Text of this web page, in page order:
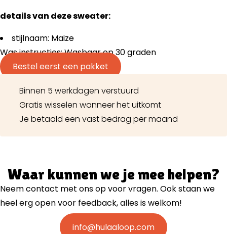
details van deze sweater:
stijlnaam: Maize
Was instructies: Wasbaar op 30 graden
Bestel eerst een pakket
Binnen 5 werkdagen verstuurd
Gratis wisselen wanneer het uitkomt
Je betaald een vast bedrag per maand
Waar kunnen we je mee helpen?
Neem contact met ons op voor vragen. Ook staan we
heel erg open voor feedback, alles is welkom!
info@hulaaloop.com